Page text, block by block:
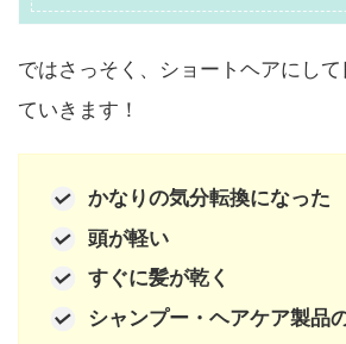
ではさっそく、ショートヘアにし
ていきます！
かなりの気分転換になった
頭が軽い
すぐに髪が乾く
シャンプー・ヘアケア製品